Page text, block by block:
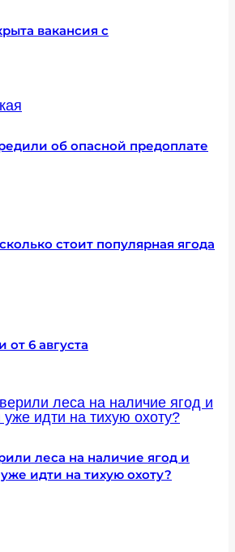
вакансия с
об опасной предоплате
стоит популярная ягода
6 августа
леса на наличие ягод и
идти на тихую охоту?